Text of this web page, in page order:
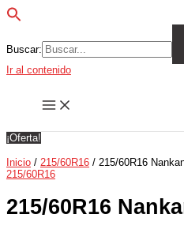
Buscar:
Ir al contenido
¡Oferta!
Inicio / 215/60R16 / 215/60R16
215/60R16
215/60R16